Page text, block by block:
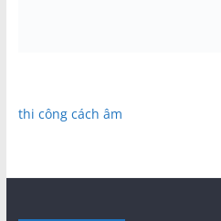
thi công cách âm